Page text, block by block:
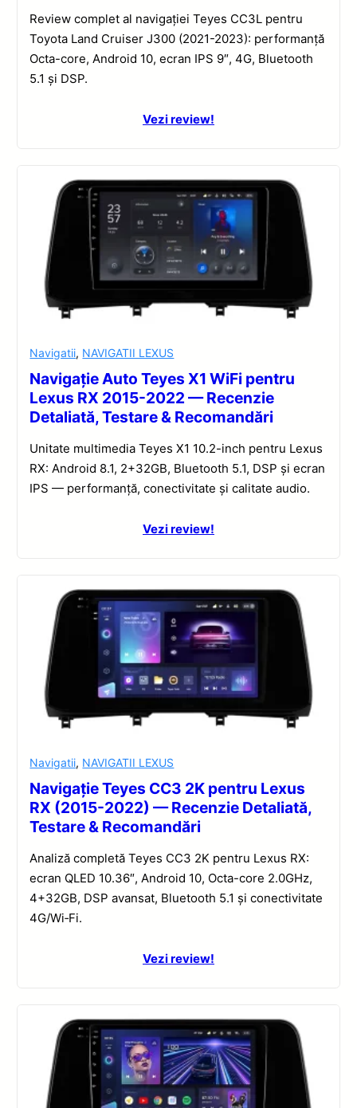
Review complet al navigației Teyes CC3L pentru
Toyota Land Cruiser J300 (2021-2023): performanță
Octa-core, Android 10, ecran IPS 9″, 4G, Bluetooth
5.1 și DSP.
Vezi review!
Navigatii, NAVIGATII LEXUS
Navigație Auto Teyes X1 WiFi pentru
Lexus RX 2015-2022 — Recenzie
Detaliată, Testare & Recomandări
Unitate multimedia Teyes X1 10.2-inch pentru Lexus
RX: Android 8.1, 2+32GB, Bluetooth 5.1, DSP și ecran
IPS — performanță, conectivitate și calitate audio.
Vezi review!
Navigatii, NAVIGATII LEXUS
Navigație Teyes CC3 2K pentru Lexus
RX (2015-2022) — Recenzie Detaliată,
Testare & Recomandări
Analiză completă Teyes CC3 2K pentru Lexus RX:
ecran QLED 10.36″, Android 10, Octa-core 2.0GHz,
4+32GB, DSP avansat, Bluetooth 5.1 și conectivitate
4G/Wi‑Fi.
Vezi review!